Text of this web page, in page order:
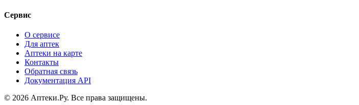
Сервис
О сервисе
Для аптек
Аптеки на карте
Контакты
Обратная связь
Документация API
© 2026 Аптеки.Ру. Все права защищены.